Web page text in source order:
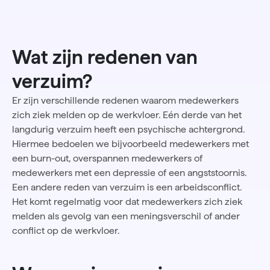
Wat zijn redenen van
verzuim?
Er zijn verschillende redenen waarom medewerkers
zich ziek melden op de werkvloer. Eén derde van het
langdurig verzuim heeft een psychische achtergrond.
Hiermee bedoelen we bijvoorbeeld medewerkers met
een burn-out, overspannen medewerkers of
medewerkers met een depressie of een angststoornis.
Een andere reden van verzuim is een arbeidsconflict.
Het komt regelmatig voor dat medewerkers zich ziek
melden als gevolg van een meningsverschil of ander
conflict op de werkvloer.